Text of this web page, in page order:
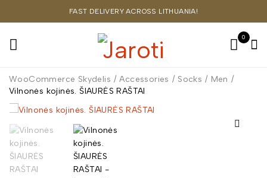
FAST DELIVERY ACROSS LITHUANIA!
0
WooCommerce Skydelis / Accessories / Socks / Men /
Vilnonės kojinės. ŠIAURĖS RAŠTAI